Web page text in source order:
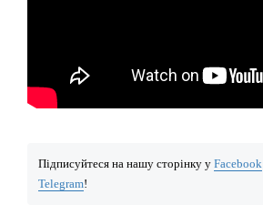
Підписуйтеся на нашу сторінку у Facebook
Telegram!